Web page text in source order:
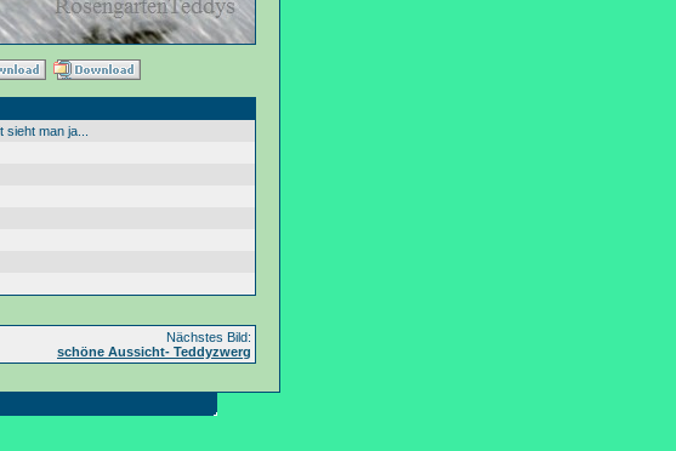
man ja...
Nächstes Bild:
schöne Aussicht- Teddyzwerg